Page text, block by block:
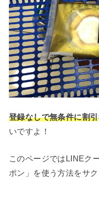
登録なしで無条件に割引
いですよ！
このページではLINEク
ポン」を使う方法をサ